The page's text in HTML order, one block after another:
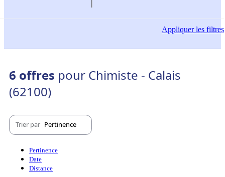
Appliquerles filtres
6 offres pour Chimiste - Calais
(62100)
Trier par Pertinence
Pertinence
Date
Distance